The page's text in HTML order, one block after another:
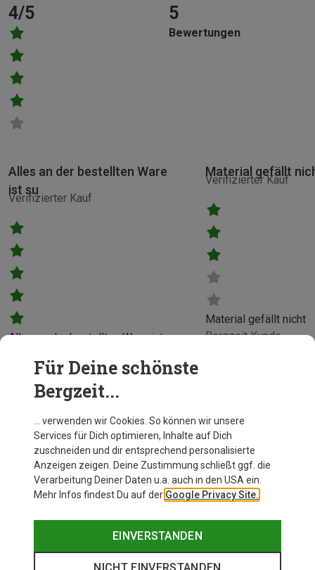
4/5 5
Bewertungen
Bergzeit Kunde
Verifizierter Kauf
Alles an der bestellten Ware
ist su
Alles an der bestellten Ware ist
Bergzeit Kunde
Verifizierter Kauf
Material gefällt
Material gefällt nicht
Für Deine schönste
Bergzeit...
… verwenden wir Cookies. So können wir unsere
Services für Dich optimieren, Inhalte auf Dich
zuschneiden und dir entsprechend personalisierte
Anzeigen zeigen. Deine Zustimmung schließt ggf. die
Verarbeitung Deiner Daten u.a. auch in den USA ein.
Mehr Infos findest Du auf der Google Privacy Site.
EINVERSTANDEN